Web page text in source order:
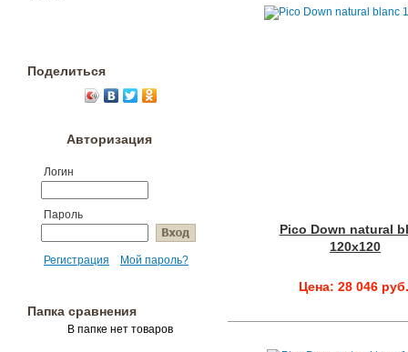
Поделиться
Авторизация
Логин
Пароль
Регистрация Мой пароль?
Папка сравнения
В папке нет товаров
Pico Down natural
120x120
Цена: 28 046 руб.